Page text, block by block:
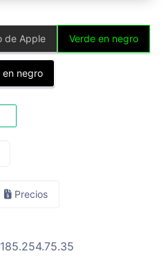
de Apple Verde en negro
en negro
Precios
185.254.75.35